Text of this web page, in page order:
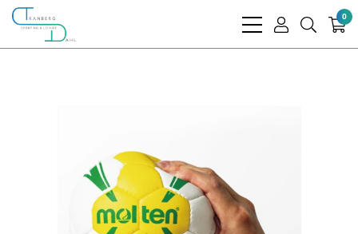
bars
user
search
0